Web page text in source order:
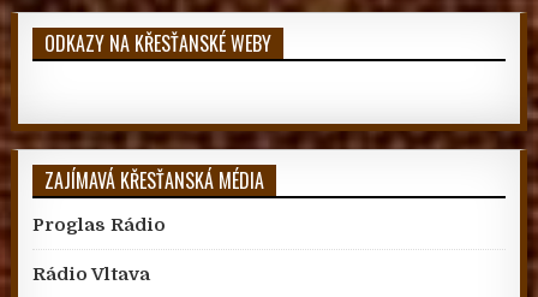
ODKAZY NA KŘESŤANSKÉ WEBY
ZAJÍMAVÁ KŘESŤANSKÁ MÉDIA
Proglas Rádio
Rádio Vltava